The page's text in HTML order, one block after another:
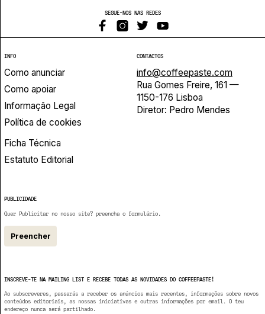
SEGUE-NOS NAS REDES
INFO
Como anunciar
Como apoiar
Informação Legal
Política de cookies
Ficha Técnica
Estatuto Editorial
CONTACTOS
info@coffeepaste.com
Rua Gomes Freire, 161 —
1150-176 Lisboa
Diretor: Pedro Mendes
PUBLICIDADE
Quer Publicitar no nosso site? preencha o formulário.
Preencher
INSCREVE-TE NA MAILING LIST E RECEBE TODAS AS NOVIDADES DO COFFEEPASTE!
Ao subscreveres, passarás a receber os anúncios mais recentes, informações sobre novos
conteúdos editoriais, as nossas iniciativas e outras informações por email. O teu
endereço nunca será partilhado.